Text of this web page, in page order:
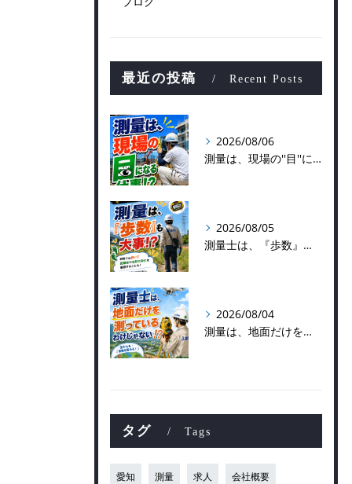
最近の投稿 Recent Posts
2026/08/06
測量は、現場の''目''になる仕事！？
2026/08/05
測量士は、『歩数』も大事！？
2026/08/04
測量は、地面だけを測っているわけじゃない！？👷📡
タグ Tags
愛知 測量 求人 会社概要